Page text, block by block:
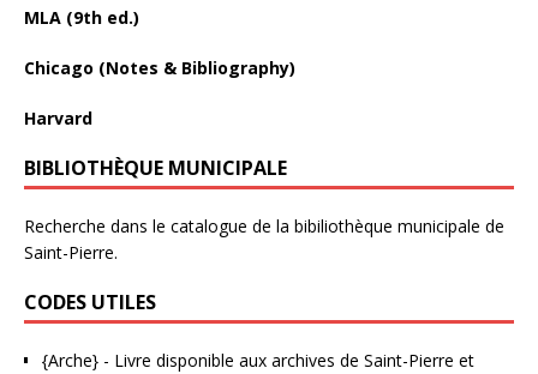
MLA (9th ed.)
Chicago (Notes & Bibliography)
Harvard
BIBLIOTHÈQUE MUNICIPALE
Recherche dans le catalogue de la bibiliothèque municipale de
Saint-Pierre.
CODES UTILES
{Arche} - Livre disponible aux archives de Saint-Pierre et